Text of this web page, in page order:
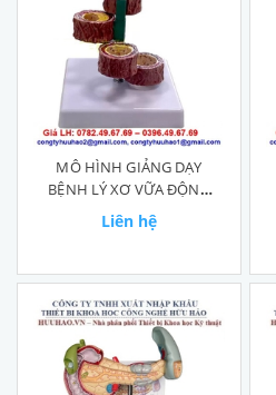
MÔ HÌNH GIẢNG DẠY
BỆNH LÝ XƠ VỮA ĐỘNG
MẠCH
Liên hệ